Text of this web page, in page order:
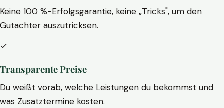
Keine 100 %-Erfolgsgarantie, keine „Tricks", um den
Gutachter auszutricksen.
✓
Transparente Preise
Du weißt vorab, welche Leistungen du bekommst und
was Zusatztermine kosten.